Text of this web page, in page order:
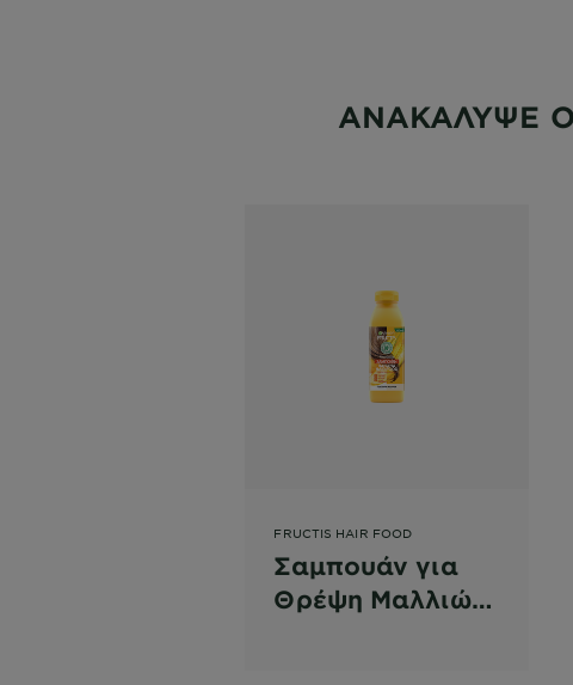
ΑΝΑΚΑΛΥΨΕ
FRUCTIS HAIR FOOD
Σαμπουάν για
Θρέψη Μαλλιών